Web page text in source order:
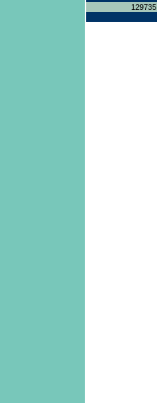
129735